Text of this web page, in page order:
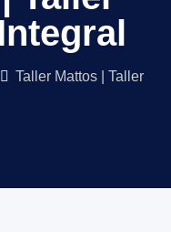
Taller Mattos | Taller